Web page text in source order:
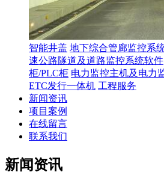
智能井盖 地下综合管廊监控系
速公路隧道及道路监控系统软件
柜/PLC柜 电力监控主机及电力
ETC发行一体机 工程服务
新闻资讯
项目案例
在线留言
联系我们
新闻资讯